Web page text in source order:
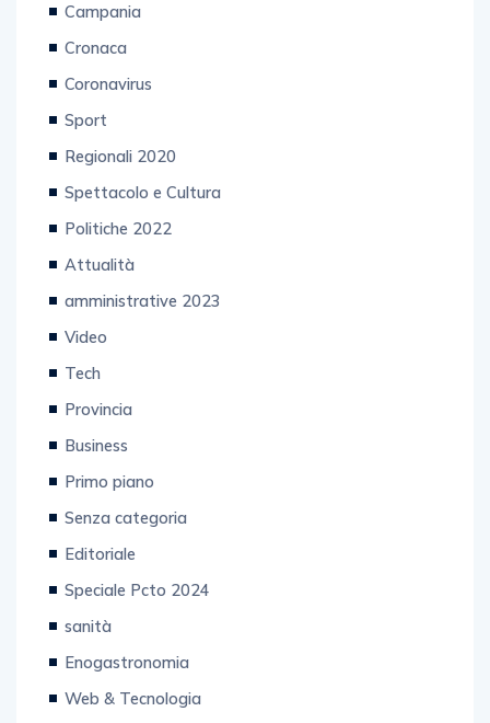
Cronaca
Coronavirus
Sport
Regionali 2020
Spettacolo e Cultura
Politiche 2022
Attualità
amministrative 2023
Video
Tech
Provincia
Business
Primo piano
Senza categoria
Editoriale
Speciale Pcto 2024
sanità
Enogastronomia
Web & Tecnologia
Amministrative 2024